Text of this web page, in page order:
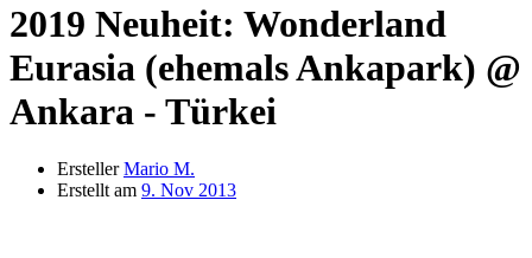
2019 Neuheit: Wonderland
Eurasia (ehemals Ankapark) @
Ankara - Türkei
Ersteller Mario M.
Erstellt am 9. Nov 2013